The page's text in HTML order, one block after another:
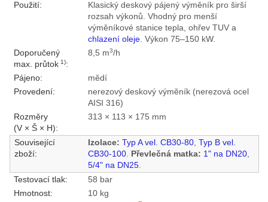
Použití:
Klasický deskový pájený výměník pro širší
rozsah výkonů. Vhodný pro menší
výměníkové stanice tepla, ohřev TUV a
chlazení oleje. Výkon 75–150 kW.
Doporučený
max. průtok1):
8,5 m3/h
Pájeno:
mědí
Provedení:
nerezový deskový výměník (nerezová ocel
AISI 316)
Rozměry
(V × Š × H):
313 × 113 × 175 mm
Související
zboží:
Izolace: Typ A vel. CB30-80, Typ B vel.
CB30-100. Převlečná matka: 1" na DN20,
5/4" na DN25.
Testovací tlak:
58 bar
Hmotnost:
10 kg